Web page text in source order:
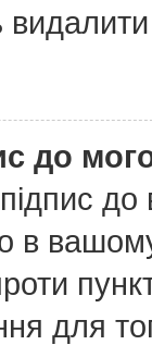
до
в
для